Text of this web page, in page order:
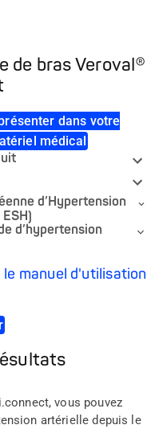
de bras Veroval®
dans votre
médical
d’Hypertension
d’hypertension
manuel d'utilisation
vous pouvez
artérielle depuis le